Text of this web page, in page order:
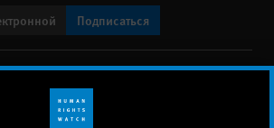
Подписаться
с нами